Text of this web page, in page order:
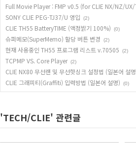
Full Movie Player : FMP v0.5 (for CLIE NX/NZ/
SONY CLIE PEG-TJ37/U 영입 (2)
CLIE TH55 BatteryTIME (액정밝기 100%) (0)
슈퍼메모(SuperMemo) 할당 버튼 변경 (2)
현재 사용중인 TH55 프로그램 리스트 v.70505 (2)
TCPMP VS. Core Player (2)
CLIE NX80 무선랜 및 무선핫싱크 설정법 (일본어 설
CLIE 그래피티(Graffiti) 입력방법 (일본어 설명) (0)
'TECH/CLIE' 관련글